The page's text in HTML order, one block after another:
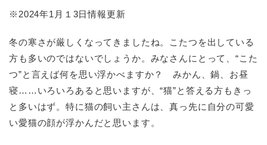
※ 2024年1月１3日情報更新
冬の寒さが厳しくなってきましたね。こたつを出している
方も多いのではないでしょうか。みなさんにとって、“こた
つ”と言えば何を思い浮かべますか？ みかん、鍋、お昼
寝……いろいろあると思いますが、“猫”と答える方もきっ
と多いはず。特に猫の飼い主さんは、真っ先に自分の可愛
い愛猫の顔が浮かんだと思います。